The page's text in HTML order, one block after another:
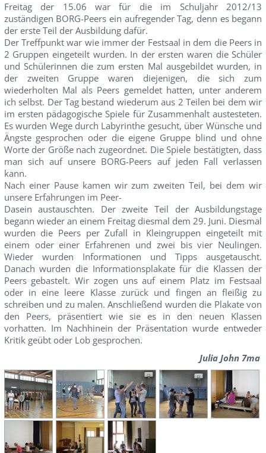
Freitag der 15.06 war für die im Schuljahr 2012/13
zuständigen BORG-Peers ein aufregender Tag, denn es begann
der erste Teil der Ausbildung dafür.
Der Treffpunkt war wie immer der Festsaal in dem die Peers in
2 Gruppen eingeteilt wurden. In der ersten waren die Schüler
und Schülerinnen die zum ersten Mal ausgebildet wurden, in
der zweiten Gruppe waren diejenigen, die sich zum
wiederholten Mal als Peers gemeldet hatten, unter anderem
ich selbst. Der Tag bestand wiederum aus 2 Teilen bei dem wir
im ersten pädagogische Spiele für Zusammenhalt austesteten.
Es wurden Wege durch Labyrinthe gesucht, über Wünsche und
Ängste gesprochen oder die eigene Gruppe blind und ohne
Worte der Größe nach zugeordnet. Die Spiele bestätigten, dass
man sich auf unsere BORG-Peers auf jeden Fall verlassen
kann.
Nach einer Pause kamen wir zum zweiten Teil, bei dem wir
unsere Erfahrungen im Peer-
Dasein austauschten. Der zweite Teil der Ausbildungstage
begann wieder an einem Freitag diesmal dem 29. Juni. Diesmal
wurden die Peers per Zufall in Kleingruppen eingeteilt mit
einem oder einer Erfahrenen und zwei bis vier Neulingen.
Wieder wurden Informationen und Tipps ausgetauscht.
Danach wurden die Informationsplakate für die Klassen der
Peers gebastelt. Wir zogen uns auf einem Platz im Festsaal
oder in eine leere Klasse zurück und fingen an fleißig zu
schreiben und zu malen. Anschließend wurden die Plakate von
den Peers, präsentiert wie sie es in den neuen Klassen
vorhatten. Im Nachhinein der Präsentation wurde entweder
Kritik geübt oder Lob gesprochen.
Julia John 7ma